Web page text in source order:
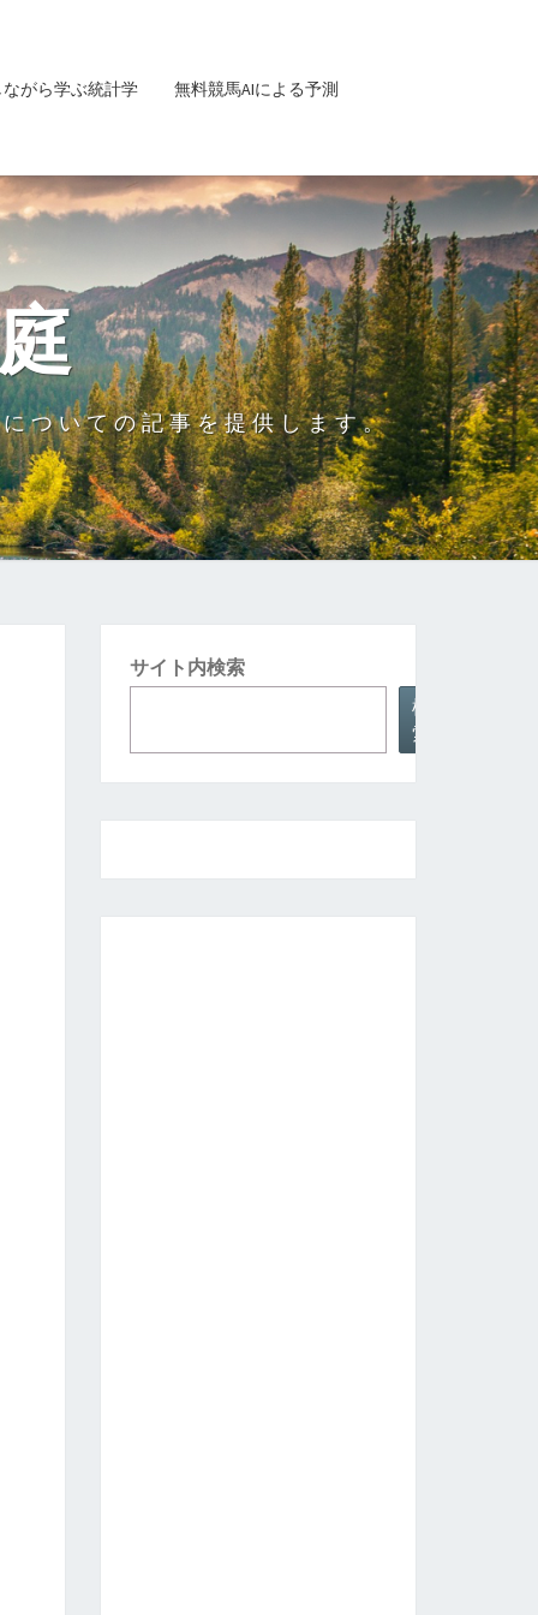
がら学ぶ統計学 無料競馬AIによる予測
ついての記事を提供します。
サイト内検索
検
索